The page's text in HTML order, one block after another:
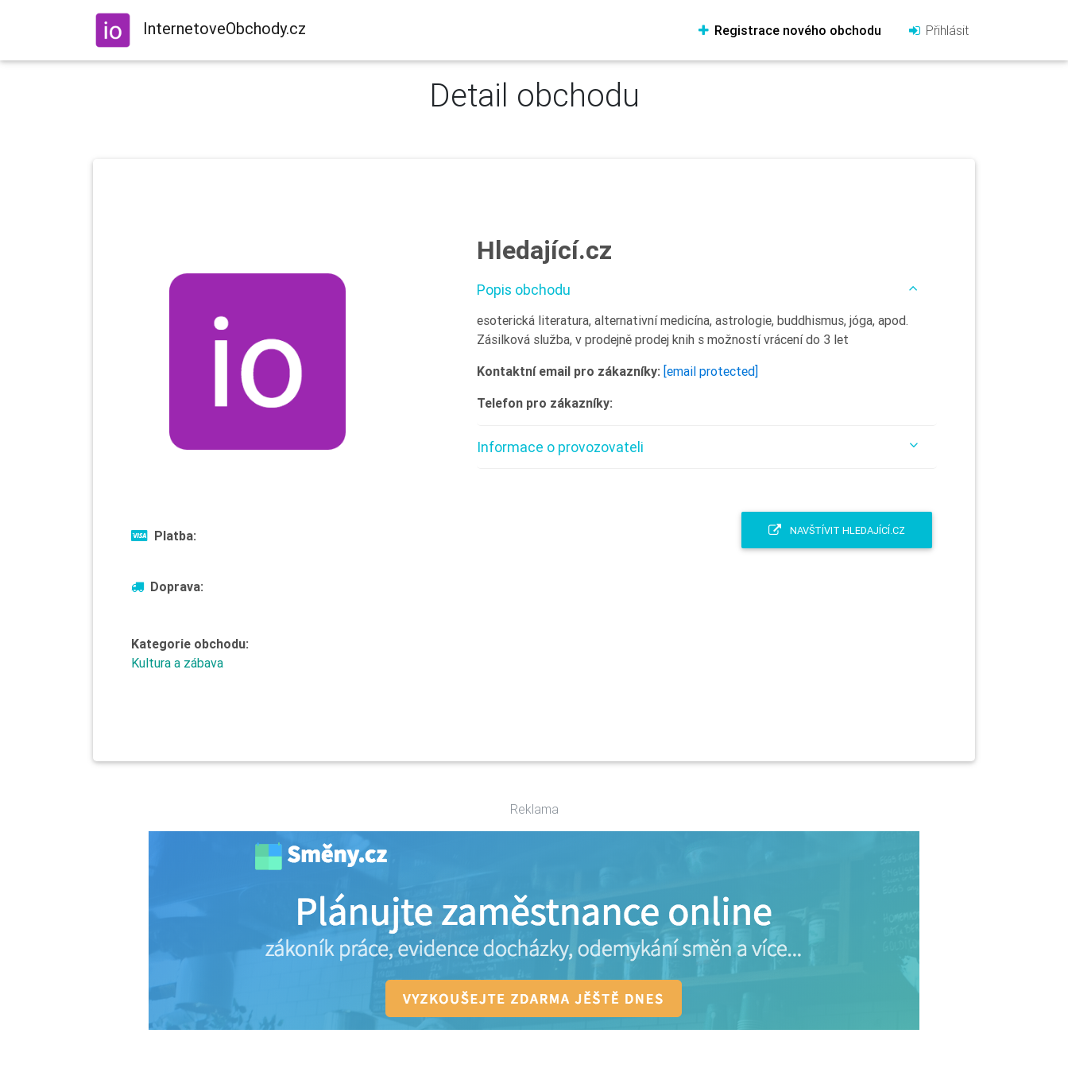
InternetoveObchody.cz Registrace nového obchodu Přihlásit
Detail obchodu
Platba:
Doprava:
Kategorie obchodu:
Kultura a zábava
Hledající.cz
Popis obchodu
esoterická literatura, alternativní medicína, astrologie, buddhismus, jóga, apod.
Zásilková služba, v prodejně prodej knih s možností vrácení do 3 let
Kontaktní email pro zákazníky: [email protected]
Telefon pro zákazníky:
Informace o provozovateli
NAVŠTÍVIT HLEDAJÍCÍ.CZ
Reklama